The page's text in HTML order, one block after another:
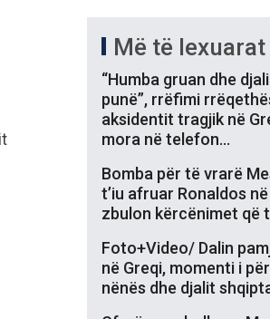
Më të lexuarat
“Humba gruan dhe
punë”, rrëfimi
aksidentit tragjik në
mora në telefon…
Bomba për të vrarë
t’iu afruar Ronaldos
zbulon kërcënimet që
Foto+Video/ Dalin
në Greqi, momenti i
nënës dhe djalit